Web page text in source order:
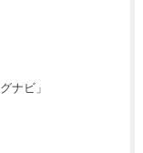
ナビ」